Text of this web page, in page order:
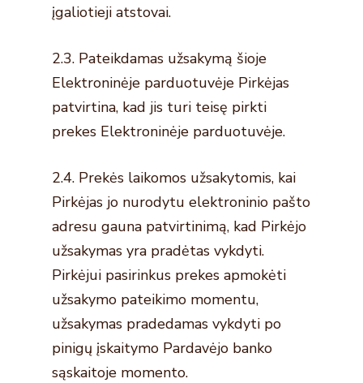
įgaliotieji atstovai.
2.3. Pateikdamas užsakymą šioje
Elektroninėje parduotuvėje Pirkėjas
patvirtina, kad jis turi teisę pirkti
prekes Elektroninėje parduotuvėje.
2.4. Prekės laikomos užsakytomis, kai
Pirkėjas jo nurodytu elektroninio pašto
adresu gauna patvirtinimą, kad Pirkėjo
užsakymas yra pradėtas vykdyti.
Pirkėjui pasirinkus prekes apmokėti
užsakymo pateikimo momentu,
užsakymas pradedamas vykdyti po
pinigų įskaitymo Pardavėjo banko
sąskaitoje momento.